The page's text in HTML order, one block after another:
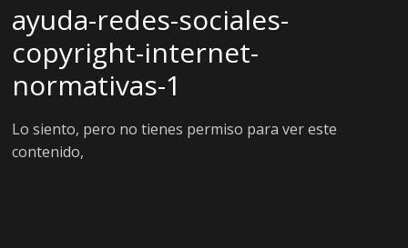
ayuda-redes-sociales-
copyright-internet-
normativas-1
Lo siento, pero no tienes permiso para ver este
contenido,